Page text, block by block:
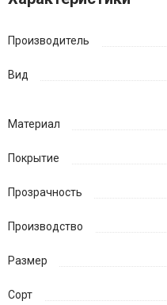
Производитель
Вид
Материал
Покрытие
Прозрачность
Производство
Размер
Сорт